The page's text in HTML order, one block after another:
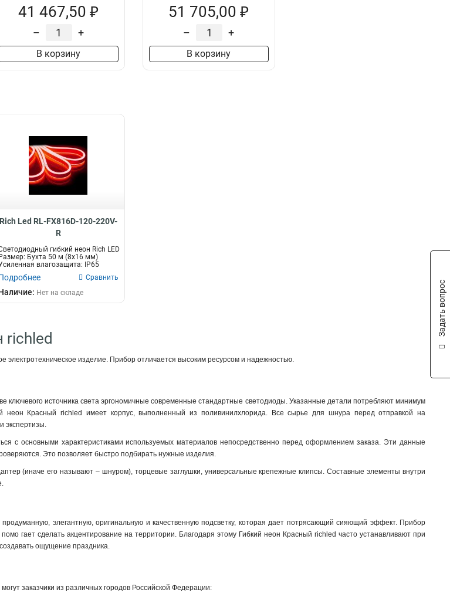
41 467,50 ₽
– +
В корзину
51 705,00 ₽
– +
В корзину
Rich Led RL-FX816D-120-220V-
R
гибкий неон Rich LED
Размер: Бухта 50 м (8х16 мм)
влагозащита: IP65
Сравнить
Нет на складе
richled
электротехническое изделие. Прибор отличается высоким ресурсом и надежностью.
ключевого источника света эргономичные современные стандартные светодиоды. Указанные детали потребляют минимум
неон Красный richled имеет корпус, выполненный из поливинилхлорида. Все сырье для шнура перед отправкой на
экспертизы.
с основными характеристиками используемых материалов непосредственно перед оформлением заказа. Эти данные
Это позволяет быстро подбирать нужные изделия.
(иначе его называют – шнуром), торцевые заглушки, универсальные крепежные клипсы. Составные элементы внутри
элегантную, оригинальную и качественную подсветку, которая дает потрясающий сияющий эффект. Прибор
гает сделать акцентирование на территории. Благодаря этому Гибкий неон Красный richled часто устанавливают при
ощущение праздника.
заказчики из различных городов Российской Федерации:
Задать вопрос